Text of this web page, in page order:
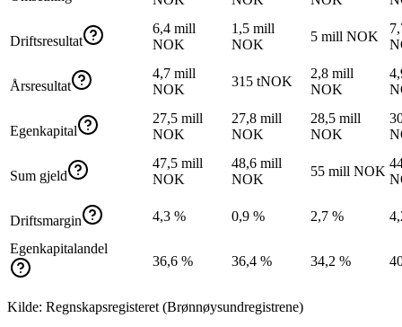
Driftsresultat
6,4 mill
NOK
1,5 mill
NOK
5 mill NOK
Årsresultat
4,7 mill
NOK
315 tNOK
2,8 mill
NOK
Egenkapital
27,5 mill
NOK
27,8 mill
NOK
28,5 mill
NOK
Sum gjeld
47,5 mill
NOK
48,6 mill
NOK
55 mill NOK
Driftsmargin 4,3 % 0,9 % 2,7 %
Egenkapitalandel
36,6 %
36,4 % 34,2 %
Kilde: Regnskapsregisteret (Brønnøysundregistrene)